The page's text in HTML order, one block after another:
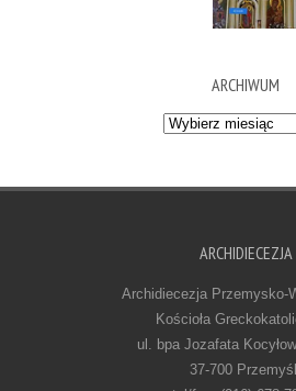
ARCHIWUM
Archiwum
ARCHIDIECEZJA
Archidiecezja Przemysko-
Kościoła
ul. bpa Jozafata
37-700